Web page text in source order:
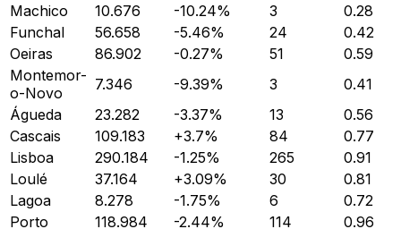
Machico
10.676 -10.24% 3
0.28
Funchal
56.658 -5.46% 24
0.42
Oeiras
86.902 -0.27% 51
0.59
Montemor-
o-Novo
7.346 -9.39% 3
0.41
Águeda
23.282 -3.37% 13
0.56
Cascais
109.183 +3.7% 84
0.77
Lisboa
290.184 -1.25% 265
0.91
Loulé
37.164 +3.09% 30
0.81
Lagoa
8.278 -1.75% 6
0.72
Porto
118.984 -2.44% 114
0.96